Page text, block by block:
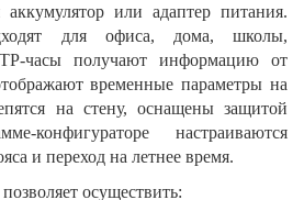
аккумулятор или адаптер питания.
для офиса, дома, школы,
часы получают информацию от
временные параметры на
на стену, оснащены защитой
конфигураторе настраиваются
и переход на летнее время.
осуществить: